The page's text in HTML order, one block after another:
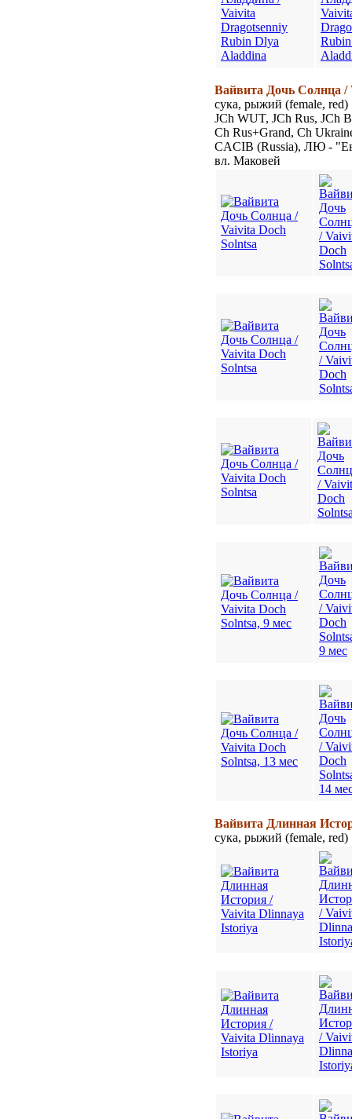
Вайвита Дочь Солнца /
сука, рыжий (female, red)
JCh WUT, JCh Rus, JCh
Ch Rus+Grand, Ch
CACIB (Russia), ЛЮ -
вл. Маковей
Вайвита Длинная
сука, рыжий (female, red)